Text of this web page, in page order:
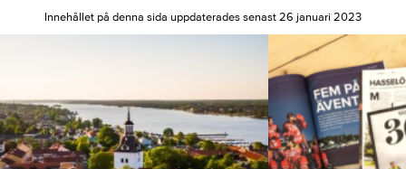
Innehållet på denna sida uppdaterades senast 26 januari 2023